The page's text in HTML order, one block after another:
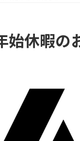
休暇の